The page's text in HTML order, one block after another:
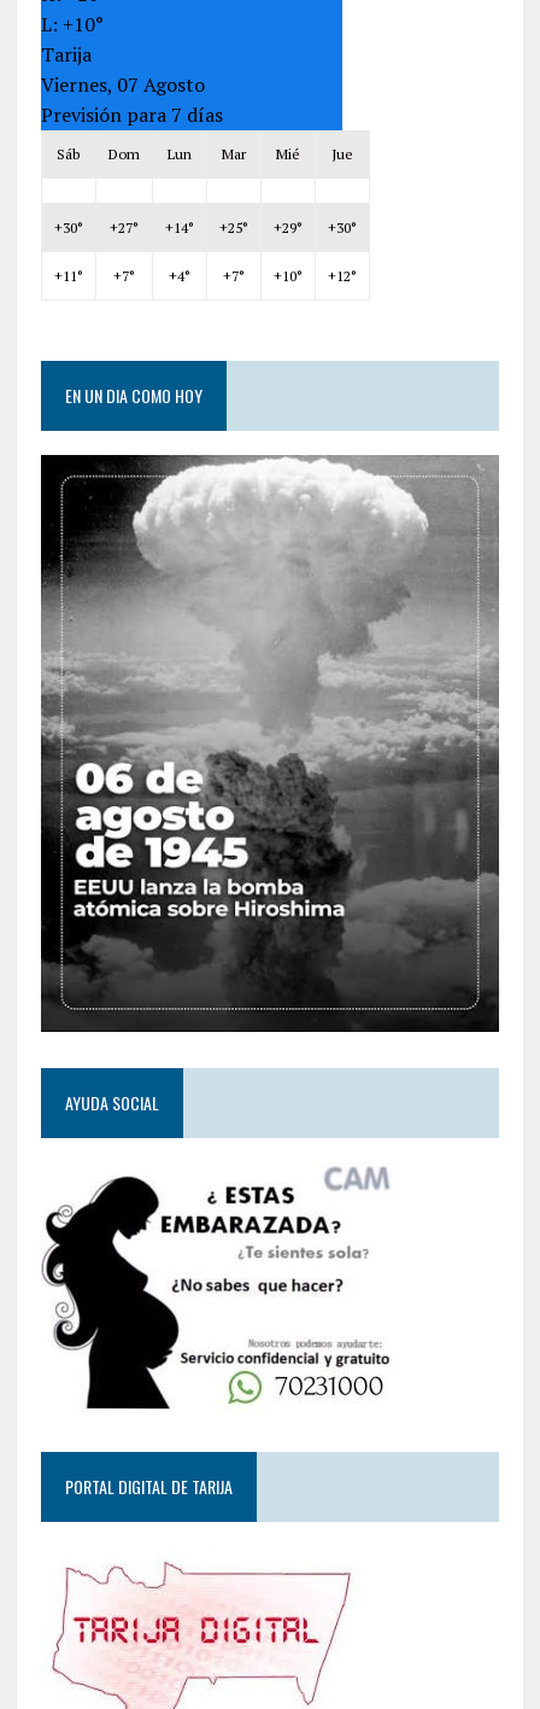
L: +10°
Tarija
Viernes, 07 Agosto
Previsión para 7 días
Sáb Dom Lun Mar Mié Jue
+30° +27° +14° +25° +29° +30°
+11° +7° +4° +7° +10° +12°
EN UN DIA COMO HOY
AYUDA SOCIAL
PORTAL DIGITAL DE TARIJA